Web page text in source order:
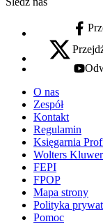
x - otwiera się
youtube
O nas
Zespół
Kontakt
Regulamin
Księgarnia
Wolters Kluwer
FEPI
FPOP
Mapa strony
Polityka
Pomoc